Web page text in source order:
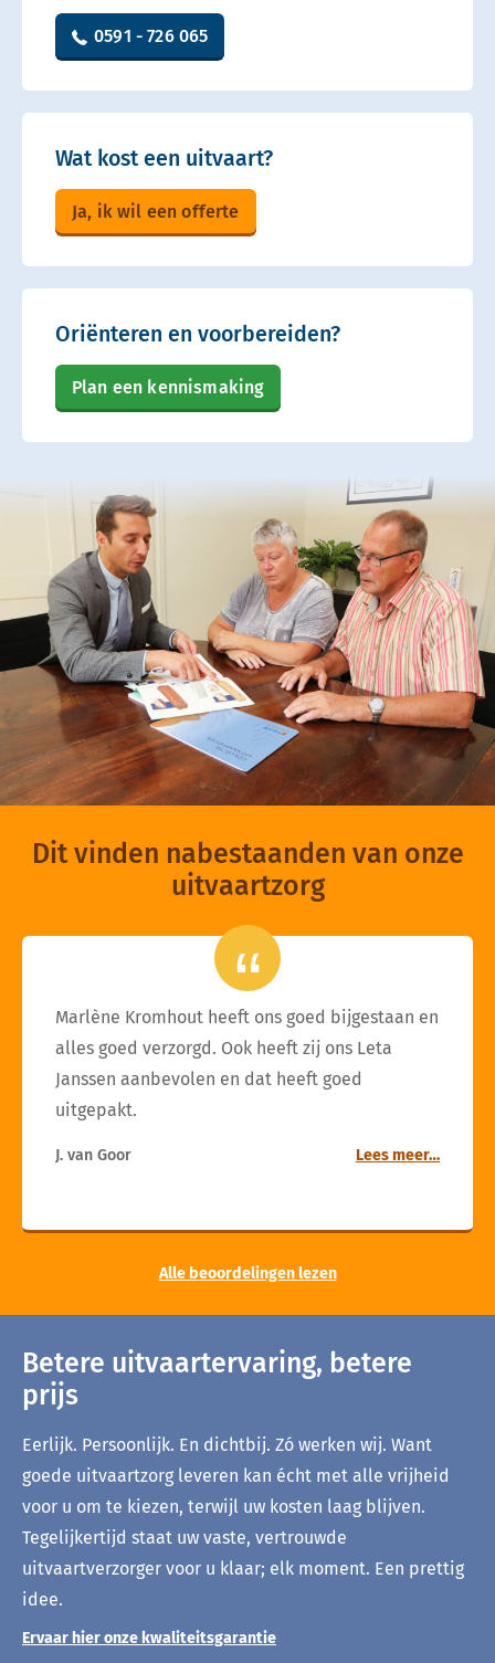
0591 - 726 065
Wat kost een uitvaart?
Ja, ik wil een offerte
Oriënteren en voorbereiden?
Plan een kennismaking
Dit vinden nabestaanden van onze
uitvaartzorg
Marlène Kromhout heeft ons goed bijgestaan en
alles goed verzorgd. Ook heeft zij ons Leta
Janssen aanbevolen en dat heeft goed
uitgepakt.
J. van Goor Lees meer…
Alle beoordelingen lezen
Betere uitvaartervaring, betere
prijs
Eerlijk. Persoonlijk. En dichtbij. Zó werken wij. Want
goede uitvaartzorg leveren kan écht met alle vrijheid
voor u om te kiezen, terwijl uw kosten laag blijven.
Tegelijkertijd staat uw vaste, vertrouwde
uitvaartverzorger voor u klaar; elk moment. Een prettig
idee.
Ervaar hier onze kwaliteitsgarantie